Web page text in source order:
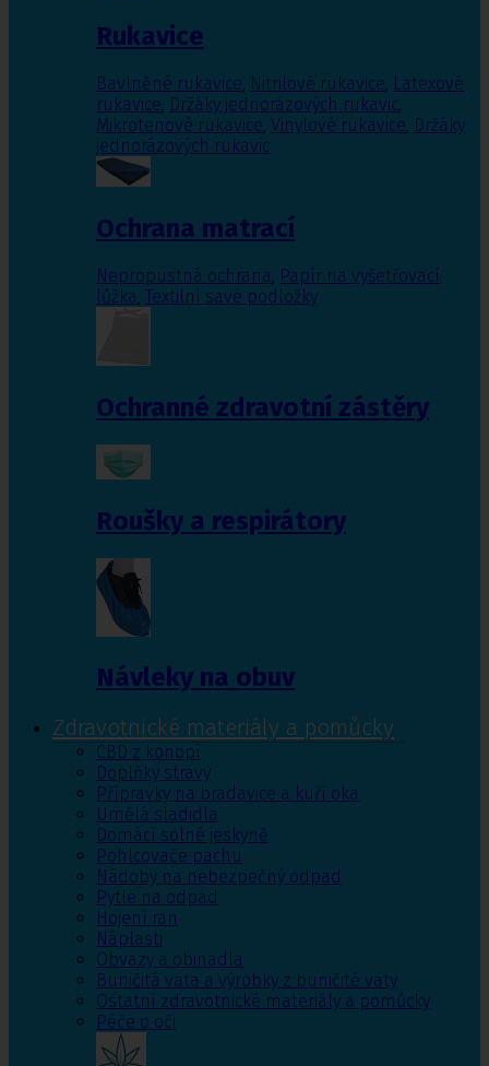
Rukavice
Bavlněné rukavice, Nitrilové rukavice, Latexové
rukavice, Držáky jednorázových rukavic,
Mikrotenové rukavice, Vinylové rukavice, Držáky
jednorázových rukavic
Ochrana matrací
Nepropustná ochrana, Papír na vyšetřovací
lůžka, Textilní savé podložky
Ochranné zdravotní zástěry
Roušky a respirátory
Návleky na obuv
Zdravotnické materiály a pomůcky
CBD z konopí
Doplňky stravy
Přípravky na bradavice a kuří oka
Umělá sladidla
Domácí solné jeskyně
Pohlcovače pachu
Nádoby na nebezpečný odpad
Pytle na odpad
Hojení ran
Náplasti
Obvazy a obinadla
Buničitá vata a výrobky z buničité vaty
Ostatní zdravotnické materiály a pomůcky
Péče o oči